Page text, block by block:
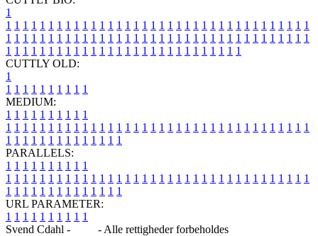
1
1 1 1 1 1 1 1 1 1 1 1 1 1 1 1 1 1 1 1 1 1 1 1 1 1 1 1 1 1 1 1 1 1 1 1 1
1 1 1 1 1 1 1 1 1 1 1 1 1 1 1 1 1 1 1 1 1 1 1 1 1 1 1 1 1 1 1 1 1 1 1 1
1 1 1 1 1 1 1 1 1 1 1 1 1 1 1 1 1 1 1 1 1 1 1 1 1 1 1 1
CUTTLY OLD:
1
1 1 1 1 1 1 1 1 1 1
MEDIUM:
1 1 1 1 1 1 1 1 1 1
1 1 1 1 1 1 1 1 1 1 1 1 1 1 1 1 1 1 1 1 1 1 1 1 1 1 1 1 1 1 1 1 1 1 1 1
1 1 1 1 1 1 1 1 1 1 1 1 1 1
PARALLELS:
1 1 1 1 1 1 1 1 1 1
1 1 1 1 1 1 1 1 1 1 1 1 1 1 1 1 1 1 1 1 1 1 1 1 1 1 1 1 1 1 1 1 1 1 1 1
1 1 1 1 1 1 1 1 1 1 1 1 1 1
URL PARAMETER:
1 1 1 1 1 1 1 1 1 1
Svend Cdahl -
- Alle rettigheder forbeholdes